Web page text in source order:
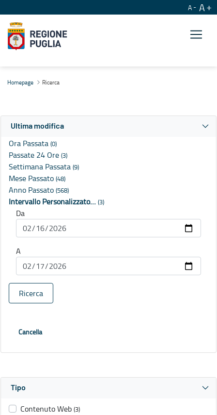
A A
Homepage Ricerca
Ultima modifica
Ora Passata (0)
Passate 24 Ore (3)
Settimana Passata (9)
Mese Passato (48)
Anno Passato (568)
Intervallo Personalizzato… (3)
Da
A
Ricerca
Cancella
Tipo
Contenuto Web (3)